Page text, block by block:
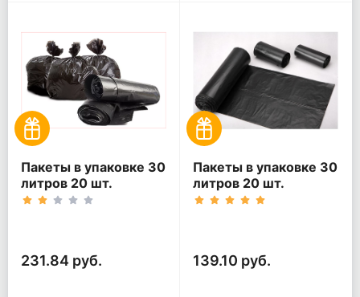
Пакеты в упаковке 30
литров 20 шт.
(20шт*5рул)
231.84 руб.
Пакеты в упаковке 30
литров 20 шт.
(20шт*3рул)
139.10 руб.